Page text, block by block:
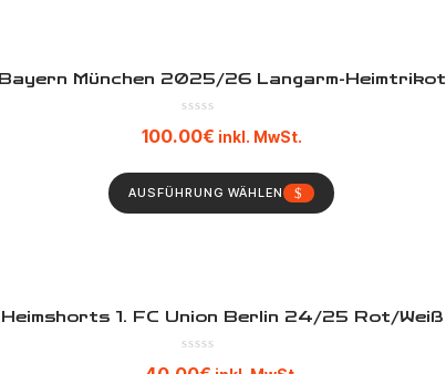
Bayern München 2025/26 Langarm-Heimtrikot
100.00€ inkl. MwSt.
AUSFÜHRUNG WÄHLEN
Heimshorts 1. FC Union Berlin 24/25 Rot/Weiß